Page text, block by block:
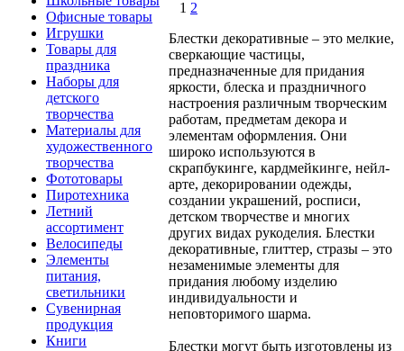
Офисные товары
Игрушки
Товары для
праздника
Наборы для
детского
творчества
Материалы для
художественного
творчества
Фототовары
Пиротехника
Летний
ассортимент
Велосипеды
Элементы
питания,
светильники
Сувенирная
продукция
Книги
1 2
Блестки декоративные – это мелкие,
сверкающие частицы,
предназначенные для придания
яркости, блеска и праздничного
настроения различным творческим
работам, предметам декора и
элементам оформления. Они
широко используются в
скрапбукинге, кардмейкинге, нейл-
арте, декорировании одежды,
создании украшений, росписи,
детском творчестве и многих
других видах рукоделия. Блестки
декоративные, глиттер, стразы – это
незаменимые элементы для
придания любому изделию
индивидуальности и
неповторимого шарма.
Блестки могут быть изготовлены из